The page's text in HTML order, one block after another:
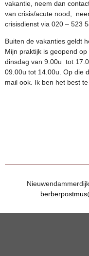
vakantie, neem dan
van crisis/acute nood,
crisisdienst via 020 – 523
Buiten de vakanties geldt
Mijn praktijk is geopend
dinsdag van 9.00u tot
09.00u tot 14.00u. Op die
mail ook. Ik ben het best